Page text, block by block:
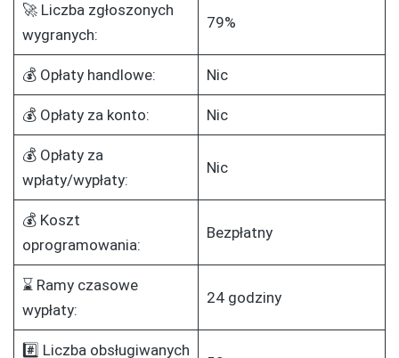
🚀 Liczba zgłoszonych
wygranych:
79%
💰 Opłaty handlowe: Nic
💰 Opłaty za konto: Nic
💰 Opłaty za
wpłaty/wypłaty:
Nic
💰 Koszt
oprogramowania:
Bezpłatny
⌛ Ramy czasowe
wypłaty:
24 godziny
#️⃣ Liczba obsługiwanych